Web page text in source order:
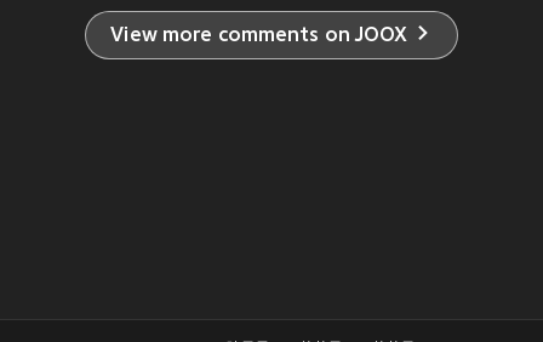
View more comments on JOOX